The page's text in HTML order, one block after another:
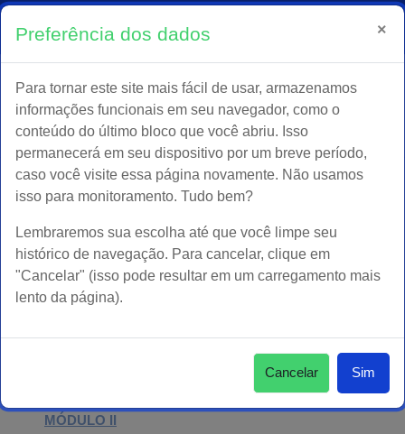
Ir para o conteúdo principal
:atendimento@ineprotec.com.br Alternar entrada de
visitante
Acessar
Página inicial
Pós Graduação em Georreferenciamento
MÓDULO II
Preferência dos dados ×
Para tornar este site mais fácil de usar, armazenamos
informações funcionais em seu navegador, como o
conteúdo do último bloco que você abriu. Isso
permanecerá em seu dispositivo por um breve período,
caso você visite essa página novamente. Não usamos
isso para monitoramento. Tudo bem?
Lembraremos sua escolha até que você limpe seu
histórico de navegação. Para cancelar, clique em
"Cancelar" (isso pode resultar em um carregamento mais
lento da página).
Cancelar Sim